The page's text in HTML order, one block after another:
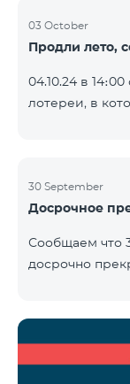
03 October
Продли лето,
04.10.24 в
лотереи, в
Выигравшие
помощью
YouTube.
https://
30 September
Досрочное
Сообщаем что
досрочно
9900. Вайк